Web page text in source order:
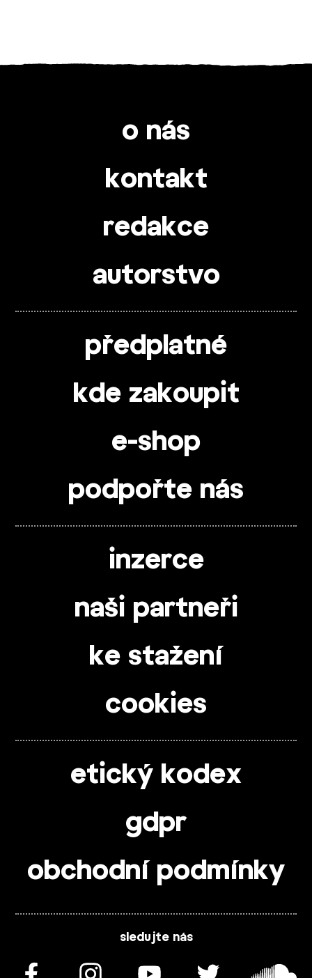
o nás
kontakt
redakce
autorstvo
předplatné
kde zakoupit
e-shop
podpořte nás
inzerce
naši partneři
ke stažení
cookies
etický kodex
gdpr
obchodní podmínky
sledujte nás